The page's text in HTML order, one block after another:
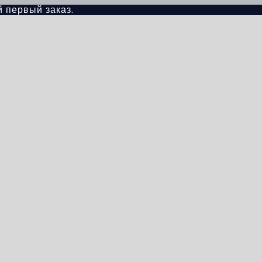
первый заказ.